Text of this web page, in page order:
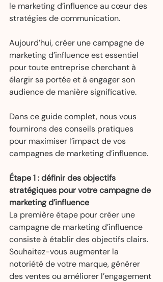
le marketing d’influence au cœur des
stratégies de communication.
Aujourd’hui, créer une campagne de
marketing d’influence est essentiel
pour toute entreprise cherchant à
élargir sa portée et à engager son
audience de manière significative.
Dans ce guide complet, nous vous
fournirons des conseils pratiques
pour maximiser l’impact de vos
campagnes de marketing d’influence.
Étape 1 : définir des objectifs
stratégiques pour votre campagne de
marketing d’influence
La première étape pour créer une
campagne de marketing d’influence
consiste à établir des objectifs clairs.
Souhaitez-vous augmenter la
notoriété de votre marque, générer
des ventes ou améliorer l’engagement